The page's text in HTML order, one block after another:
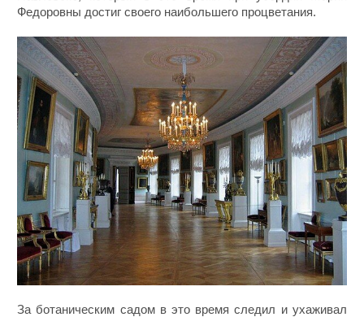
Федоровны достиг своего наибольшего процветания.
За ботаническим садом в это время следил и ухаживал